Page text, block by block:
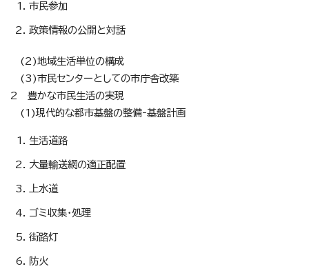
市民参加
政策情報の公開と対話
(2)地域生活単位の構成
(3)市民センターとしての市庁舎改築
2 豊かな市民生活の実現
(1)現代的な都市基盤の整備‐基盤計画
生活道路
大量輸送網の適正配置
上水道
ゴミ収集・処理
街路灯
防火